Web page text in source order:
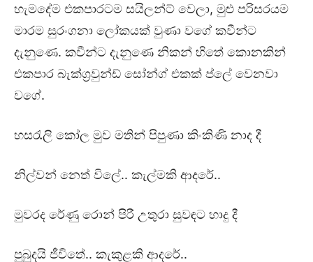
හැමදේම එකපාරටම සයිලන්ට් වෙලා, මුළු පරිසරයම
මාරම සුරංගනා ලෝකයක් වුණා වගේ කවීන්ට
දැනුණෙ. කවීන්ට දැනුණෙ නිකන් හිතේ කොනකින්
එකපාර බැක්ග්‍රවුන්ඩ් සෝන්ග් එකක් ප්ලේ වෙනවා
වගේ.
හසරැලි කෝල මුව මතින් පිපුණා කිංකිණි නාද දී
නිල්වන් නෙත් විලේ.. කැල්මකි ආදරේ..
මුවරද රේණු රොන් පිරී උතුරා සුවඳට හාදු දී
පුබුදයි ජීවිතේ.. කැකුළකි ආදරේ..